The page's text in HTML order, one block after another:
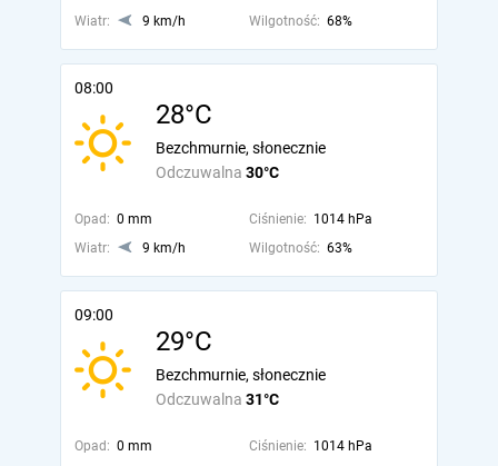
Wiatr: 9 km/h Wilgotność: 68%
08:00
28°C
Odczuwalna 30°C
Bezchmurnie, słonecznie
Opad: 0 mm Ciśnienie: 1014 hPa
Wiatr:
9 km/h Wilgotność: 63%
09:00
29°C
Odczuwalna 31°C
Bezchmurnie, słonecznie
Opad: 0 mm Ciśnienie: 1014 hPa